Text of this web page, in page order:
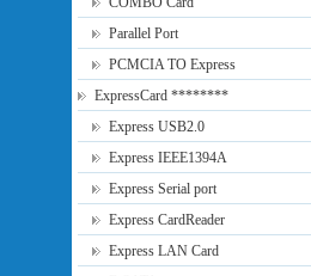
Parallel Port
PCMCIA TO Express
ExpressCard ********
Express USB2.0
Express IEEE1394A
Express Serial port
Express CardReader
Express LAN Card